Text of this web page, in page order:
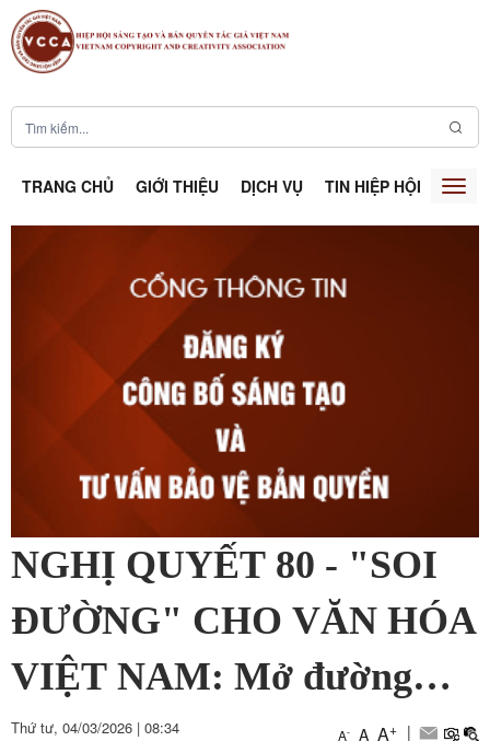
TRANG CHỦ GIỚI THIỆU DỊCH VỤ TIN HIỆP HỘI
NGHỊ QUYẾT 80 - "SOI
ĐƯỜNG" CHO VĂN HÓA
VIỆT NAM: Mở đường
Thứ tư, 04/03/2026 | 08:34 A- A A+ |